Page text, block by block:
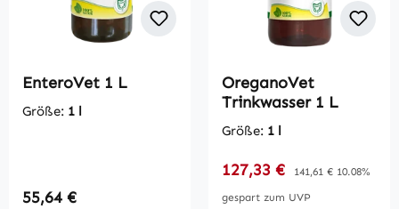
EnteroVet 1 L
Größe: 1 l
Regulärer Preis:
55,64 €
OreganoVet
Trinkwasser 1 L
Größe: 1 l
Verkaufspreis:
127,33 € Regulärer Preis:
141,61 € 10.08%
gespart zum UVP